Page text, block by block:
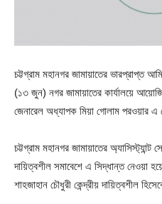
চট্টগ্রাম মহানগর জামায়াতের
(১৩ জুন) নগর জামায়াতের কার্যালয়ে
জেনারেল অধ্যাপক মিয়া গোলাম পরওয়ার এ
চট্টগ্রাম মহানগর জামায়াতের
দায়িত্বশীল সমাবেশে এ সিদ্ধান্ত নেওয়া
শাহজাহান চৌধুরী কেন্দ্রীয় দায়িত্বশীল